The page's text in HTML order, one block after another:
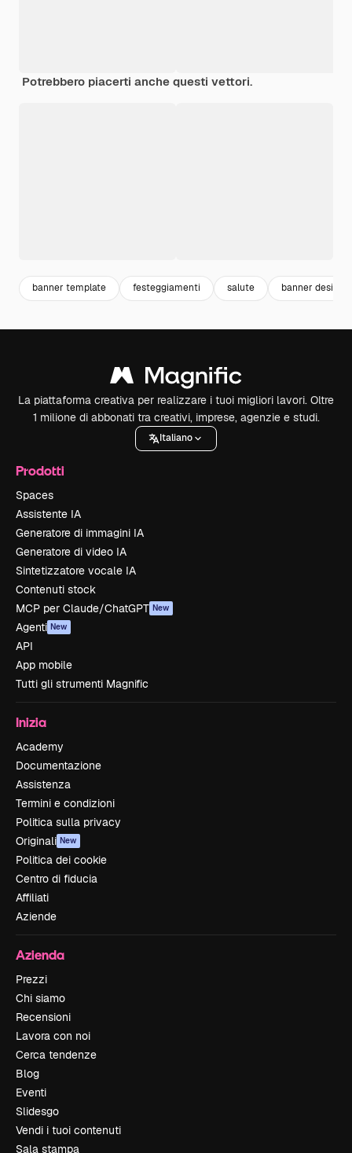
Potrebbero piacerti anche questi vettori.
banner template festeggiamenti salute banner design
La piattaforma creativa per realizzare i tuoi migliori lavori. Oltre
1 milione di abbonati tra creativi, imprese, agenzie e studi.
Italiano
Prodotti
Spaces
Assistente IA
Generatore di immagini IA
Generatore di video IA
Sintetizzatore vocale IA
Contenuti stock
MCP per Claude/ChatGPT New
Agenti New
API
App mobile
Tutti gli strumenti Magnific
Inizia
Academy
Documentazione
Assistenza
Termini e condizioni
Politica sulla privacy
Originali New
Politica dei cookie
Centro di fiducia
Affiliati
Aziende
Azienda
Prezzi
Chi siamo
Recensioni
Lavora con noi
Cerca tendenze
Blog
Eventi
Slidesgo
Vendi i tuoi contenuti
Sala stampa